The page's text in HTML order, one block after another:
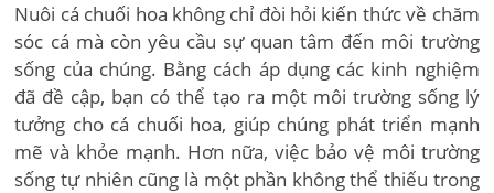
Nuôi cá chuối hoa không chỉ đòi hỏi kiến thức về chăm
sóc cá mà còn yêu cầu sự quan tâm đến môi trường
sống của chúng. Bằng cách áp dụng các kinh nghiệm
đã đề cập, bạn có thể tạo ra một môi trường sống lý
tưởng cho cá chuối hoa, giúp chúng phát triển mạnh
mẽ và khỏe mạnh. Hơn nữa, việc bảo vệ môi trường
sống tự nhiên cũng là một phần không thể thiếu trong